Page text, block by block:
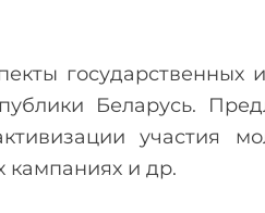
Беларусь.
участия
кампаниях и др.